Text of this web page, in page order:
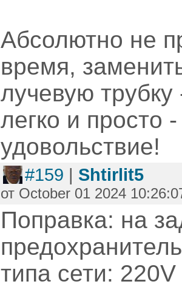
Абсолютно не
время,
лучевую
легко и просто
удовольствие!
#159 | Shtirlit5
от October 01 2024
Поправка: на
типа сети: